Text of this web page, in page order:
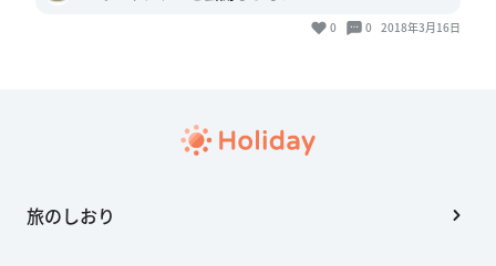
0 0 2018年3月16日
旅のしおり